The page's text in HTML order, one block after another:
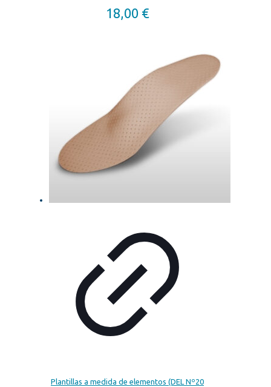
18,00 €
Plantillas a medida de elementos (DEL Nº20